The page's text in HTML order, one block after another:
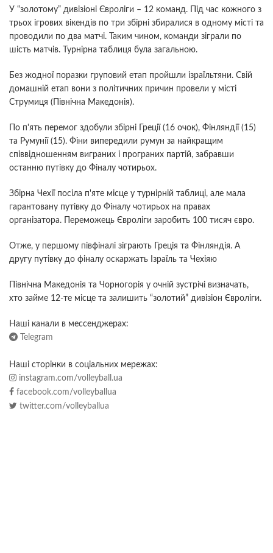
У “золотому” дивізіоні Євроліги – 12 команд. Під час кожного з
трьох ігрових вікендів по три збірні збиралися в одному місті та
проводили по два матчі. Таким чином, команди зіграли по
шість матчів. Турнірна таблиця була загальною.
Без жодної поразки груповий етап пройшли ізраїльтяни. Свій
домашній етап вони з політичних причин провели у місті
Струмиця (Північна Македонія).
По п'ять перемог здобули збірні Греції (16 очок), Фінляндії (15)
та Румунії (15). Фіни випередили румун за найкращим
співвідношенням виграних і програних партій, забравши
останню путівку до Фіналу чотирьох.
Збірна Чехії посіла п'яте місце у турнірній таблиці, але мала
гарантовану путівку до Фіналу чотирьох на правах
організатора. Переможець Євроліги заробить 100 тисяч євро.
Отже, у першому півфіналі зіграють Греція та Фінляндія. А
другу путівку до фіналу оскаржать Ізраїль та Чехіяю
Північна Македонія та Чорногорія у очній зустрічі визначать,
хто займе 12-те місце та залишить “золотий” дивізіон Євроліги.
Наші канали в мессенджерах:
Telegram
Наші сторінки в соціальних мережах:
instagram.com/volleyball.ua
facebook.com/volleyballua
twitter.com/volleyballua